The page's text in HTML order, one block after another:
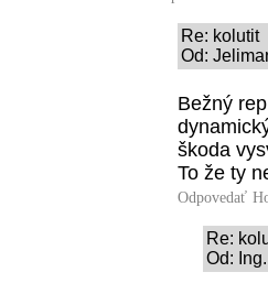
Re: kolutit
Od:
Bežný
škoda
To že ty
Odpovedať
Re:
Od: